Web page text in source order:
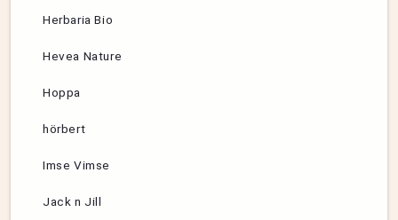
Herbaria Bio
Hevea Nature
Hoppa
hörbert
Imse Vimse
Jack n Jill